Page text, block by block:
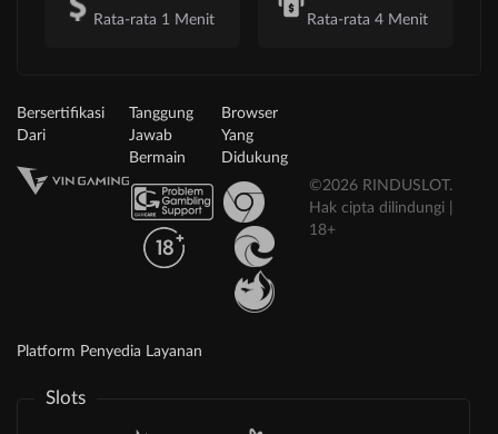
Rata-rata 1 Menit Rata-rata 4 Menit
Bersertifikasi
Dari
Tanggung
Jawab
Bermain
Browser
Yang
Didukung
©2026 RINDUSLOT.
Hak cipta dilindungi |
18+
Platform Penyedia Layanan
Slots